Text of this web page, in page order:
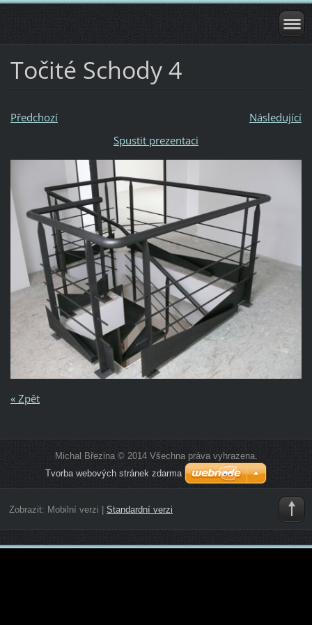
Točité Schody 4
Předchozí
Následující
Spustit prezentaci
« Zpět
Michal Březina © 2014 Všechna práva vyhrazena.
Tvorba webových stránek zdarma
Zobrazit: Mobilní verzi Standardní verzi